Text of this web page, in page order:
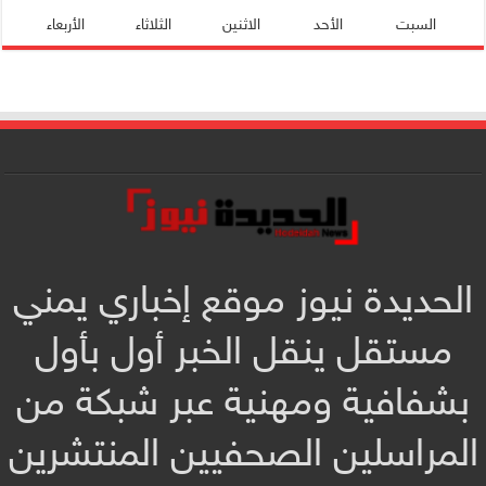
السبت الأحد الاثنين الثلاثاء الأربعاء
الحديدة نيوز موقع إخباري يمني
مستقل ينقل الخبر أول بأول
بشفافية ومهنية عبر شبكة من
المراسلين الصحفيين المنتشرين